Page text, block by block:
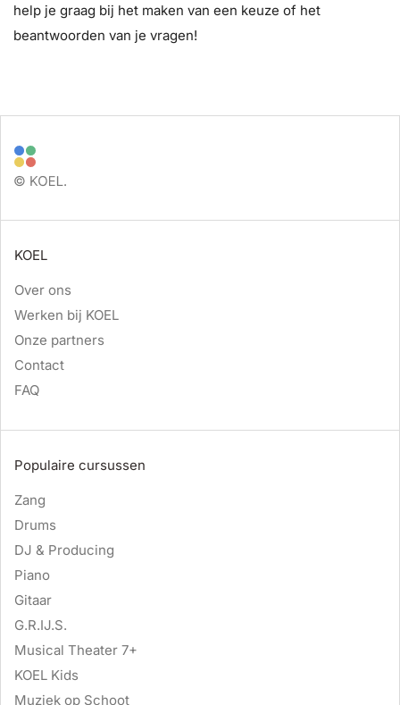
help je graag bij het maken van een keuze of het
beantwoorden van je vragen!
KOEL
Over ons
Werken bij KOEL
Onze partners
Contact
FAQ
Populaire cursussen
Zang
Drums
DJ & Producing
Piano
Gitaar
G.R.IJ.S.
Musical Theater 7+
KOEL Kids
Muziek op Schoot